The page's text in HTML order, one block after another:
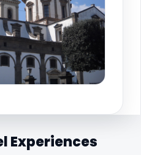
Experiences